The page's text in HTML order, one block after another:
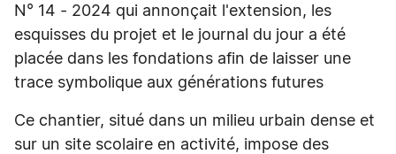
N° 14 - 2024 qui annonçait l'extension, les
esquisses du projet et le journal du jour a été
placée dans les fondations afin de laisser une
trace symbolique aux générations futures
Ce chantier, situé dans un milieu urbain dense et
sur un site scolaire en activité, impose des